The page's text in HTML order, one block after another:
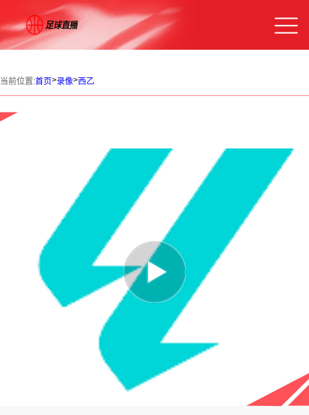
当前位置:首页>录像>西乙